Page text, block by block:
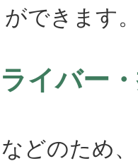
できます
ライバー
どのため